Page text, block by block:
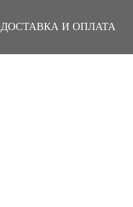
ДОСТАВКА И ОПЛАТА